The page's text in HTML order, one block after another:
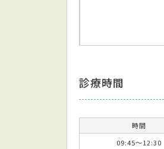
診療時間
時間
09:45～12:30